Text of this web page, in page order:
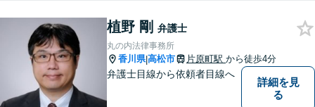
植野 剛 弁護士
丸の内法律事務所
香川県|高松市 片原町駅 から徒歩4分
弁護士目線から依頼者目線へ
詳細を見
る